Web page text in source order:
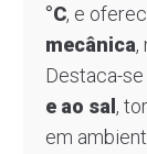
°C, e
mecânica,
Destaca-
e ao sal,
em